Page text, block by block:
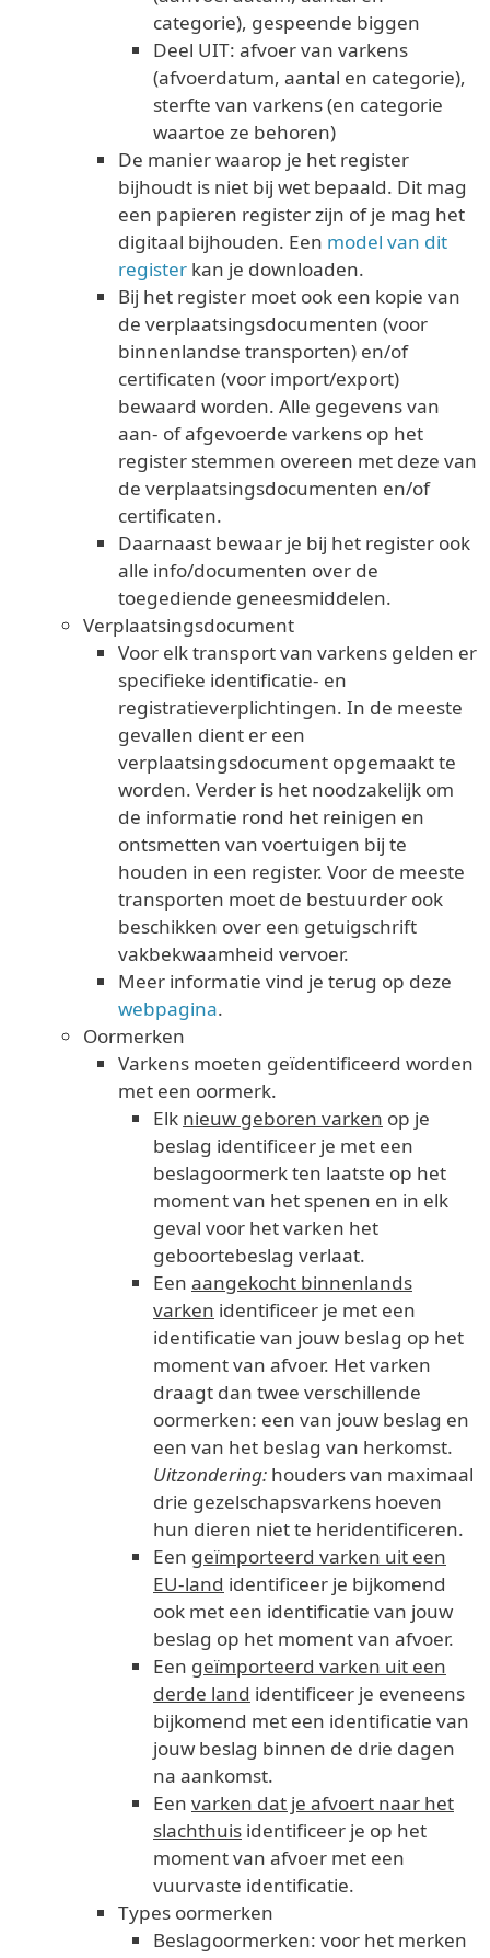
categorie), gespeende biggen
Deel UIT: afvoer van varkens
(afvoerdatum, aantal en categorie),
sterfte van varkens (en categorie
waartoe ze behoren)
De manier waarop je het register
bijhoudt is niet bij wet bepaald. Dit mag
een papieren register zijn of je mag het
digitaal bijhouden. Een model van dit
register kan je downloaden.
Bij het register moet ook een kopie van
de verplaatsingsdocumenten (voor
binnenlandse transporten) en/of
certificaten (voor import/export)
bewaard worden. Alle gegevens van
aan- of afgevoerde varkens op het
register stemmen overeen met deze van
de verplaatsingsdocumenten en/of
certificaten.
Daarnaast bewaar je bij het register ook
alle info/documenten over de
toegediende geneesmiddelen.
Verplaatsingsdocument
Voor elk transport van varkens gelden er
specifieke identificatie- en
registratieverplichtingen. In de meeste
gevallen dient er een
verplaatsingsdocument opgemaakt te
worden. Verder is het noodzakelijk om
de informatie rond het reinigen en
ontsmetten van voertuigen bij te
houden in een register. Voor de meeste
transporten moet de bestuurder ook
beschikken over een getuigschrift
vakbekwaamheid vervoer.
Meer informatie vind je terug op deze
webpagina.
Oormerken
Varkens moeten geïdentificeerd worden
met een oormerk.
Elk nieuw geboren varken op je
beslag identificeer je met een
beslagoormerk ten laatste op het
moment van het spenen en in elk
geval voor het varken het
geboortebeslag verlaat.
Een aangekocht binnenlands
varken identificeer je met een
identificatie van jouw beslag op het
moment van afvoer. Het varken
draagt dan twee verschillende
oormerken: een van jouw beslag en
een van het beslag van herkomst.
Uitzondering: houders van maximaal
drie gezelschapsvarkens hoeven
hun dieren niet te heridentificeren.
Een geïmporteerd varken uit een
EU-land identificeer je bijkomend
ook met een identificatie van jouw
beslag op het moment van afvoer.
Een geïmporteerd varken uit een
derde land identificeer je eveneens
bijkomend met een identificatie van
jouw beslag binnen de drie dagen
na aankomst.
Een varken dat je afvoert naar het
slachthuis identificeer je op het
moment van afvoer met een
vuurvaste identificatie.
Types oormerken
Beslagoormerken: voor het merken